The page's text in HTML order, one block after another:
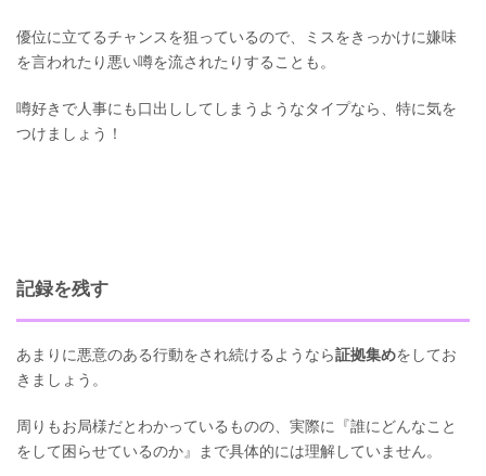
優位に立てるチャンスを狙っているので、ミスをきっかけに嫌味
を言われたり悪い噂を流されたりすることも。
噂好きで人事にも口出ししてしまうようなタイプなら、特に気を
つけましょう！
記録を残す
あまりに悪意のある行動をされ続けるようなら証拠集めをしてお
きましょう。
周りもお局様だとわかっているものの、実際に『誰にどんなこと
をして困らせているのか』まで具体的には理解していません。